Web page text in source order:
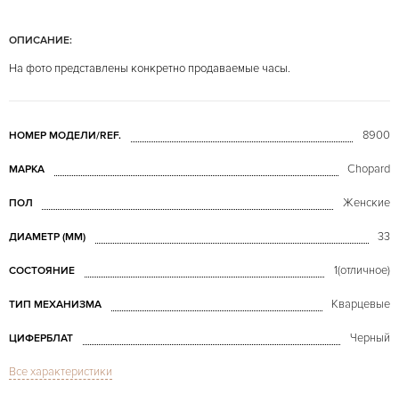
ОПИСАНИЕ:
На фото представлены конкретно продаваемые часы.
НОМЕР МОДЕЛИ/REF. 8900
МАРКА Chopard
ПОЛ Женские
ДИАМЕТР (MM) 33
СОСТОЯНИЕ 1(отличное)
ТИП МЕХАНИЗМА Кварцевые
ЦИФЕРБЛАТ Черный
СТЕКЛО
Все характеристики